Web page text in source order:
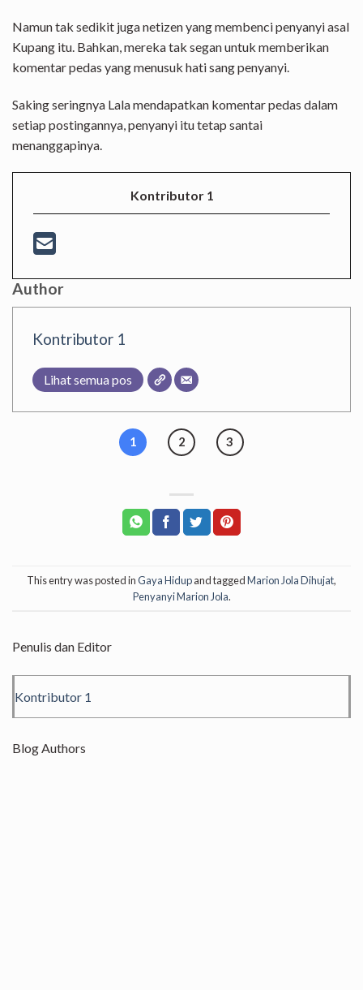
Namun tak sedikit juga netizen yang membenci penyanyi asal
Kupang itu. Bahkan, mereka tak segan untuk memberikan
komentar pedas yang menusuk hati sang penyanyi.
Saking seringnya Lala mendapatkan komentar pedas dalam
setiap postingannya, penyanyi itu tetap santai
menanggapinya.
Kontributor 1
Author
Kontributor 1
Lihat semua pos
1 2 3
This entry was posted inGaya Hidupand taggedMarion Jola Dihujat,
Penyanyi Marion Jola.
Penulis dan Editor
Kontributor 1
Blog Authors